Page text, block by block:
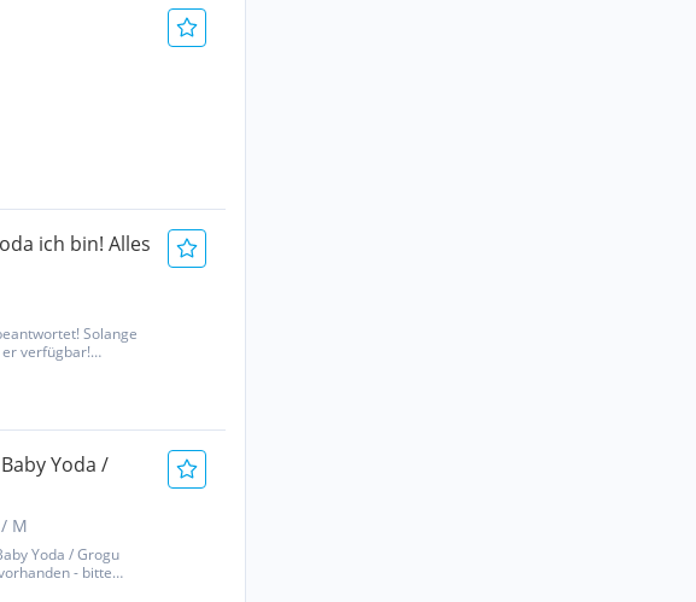
ich bin! Alles
Solange
verfügbar!
Tom
€ 5 / Abholung
Yoda /
M
Yoda / Grogu
- bitte
- keine